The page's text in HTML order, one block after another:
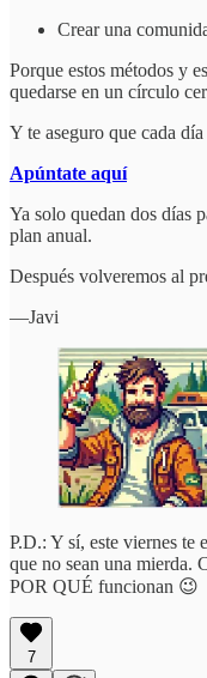
Crear una
Porque estos métodos y
quedarse en un círculo
Y te aseguro que cada
Apúntate aquí
Ya solo quedan dos días
plan anual.
Después volveremos al
—Javi
P.D.: Y sí, este viernes te
que no sean una mierda.
POR QUÉ funcionan 😉
7